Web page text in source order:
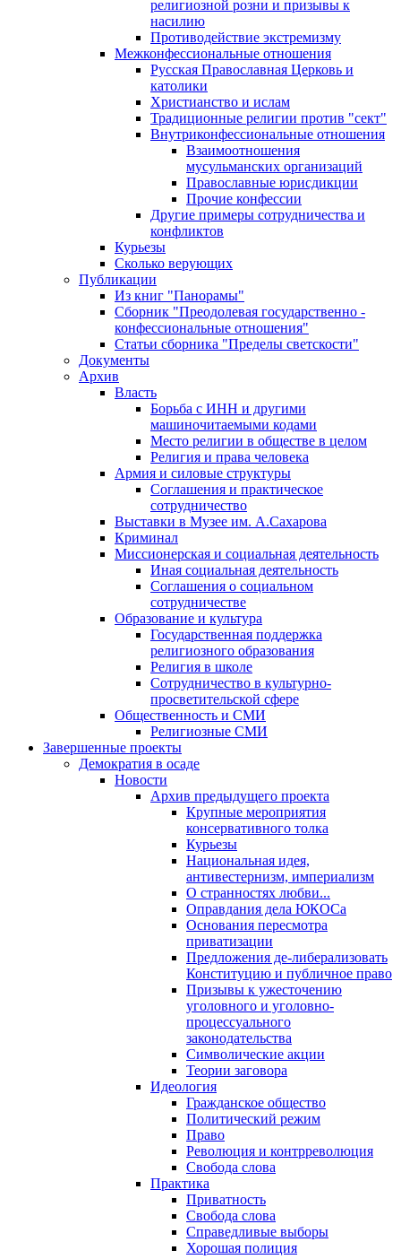
религиозной розни и призывы к
насилию
Противодействие экстремизму
Межконфессиональные отношения
Русская Православная Церковь и
католики
Христианство и ислам
Традиционные религии против "сект"
Внутриконфессиональные отношения
Взаимоотношения
мусульманских организаций
Православные юрисдикции
Прочие конфессии
Другие примеры сотрудничества и
конфликтов
Курьезы
Сколько верующих
Публикации
Из книг "Панорамы"
Сборник "Преодолевая государственно -
конфессиональные отношения"
Статьи сборника "Пределы светскости"
Документы
Архив
Власть
Борьба с ИНН и другими
машиночитаемыми кодами
Место религии в обществе в целом
Религия и права человека
Армия и силовые структуры
Соглашения и практическое
сотрудничество
Выставки в Музее им. А.Сахарова
Криминал
Миссионерская и социальная деятельность
Иная социальная деятельность
Соглашения о социальном
сотрудничестве
Образование и культура
Государственная поддержка
религиозного образования
Религия в школе
Сотрудничество в культурно-
просветительской сфере
Общественность и СМИ
Религиозные СМИ
Завершенные проекты
Демократия в осаде
Новости
Архив предыдущего проекта
Крупные мероприятия
консервативного толка
Курьезы
Национальная идея,
антивестернизм, империализм
О странностях любви...
Оправдания дела ЮКОСа
Основания пересмотра
приватизации
Предложения де-либерализовать
Конституцию и публичное право
Призывы к ужесточению
уголовного и уголовно-
процессуального
законодательства
Символические акции
Теории заговора
Идеология
Гражданское общество
Политический режим
Право
Революция и контрреволюция
Свобода слова
Практика
Приватность
Свобода слова
Справедливые выборы
Хорошая полиция